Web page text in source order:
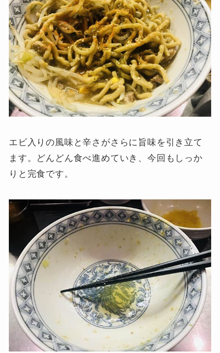
エビ入りの風味と辛さがさらに旨味を引き立て
ます。どんどん食べ進めていき、今回もしっか
りと完食です。